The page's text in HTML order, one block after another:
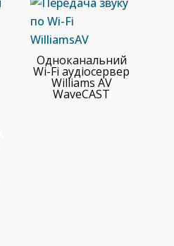
Одноканальний
Wi-Fi аудіосервер
Williams AV
WaveCAST